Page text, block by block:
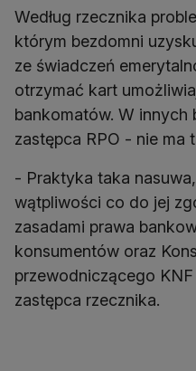
Według rzecznika
którym bezdomni
ze świadczeń
otrzymać kart
bankomatów. W innych
zastępca RPO - nie ma
- Praktyka taka
wątpliwości co do jej
zasadami prawa
konsumentów oraz
przewodniczącego KNF
zastępca rzecznika.